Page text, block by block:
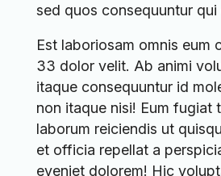
sed quos consequuntur qui
Est laboriosam omnis eum
33 dolor velit. Ab animi
itaque consequuntur id
non itaque nisi! Eum fugiat
laborum reiciendis ut
et officia repellat a
eveniet dolorem! Hic